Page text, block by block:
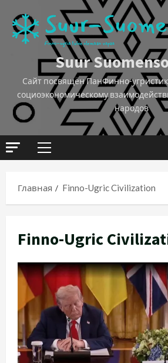
Suur
Сайт посвящён ПанФинно-
социоэкономическому
народов
Главная Finno-Ugric Civilization
Finno-Ugric